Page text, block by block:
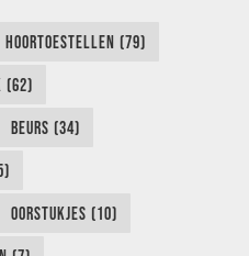
HOORTOESTELLEN (79)
(62)
BEURS (34)
OORSTUKJES (10)